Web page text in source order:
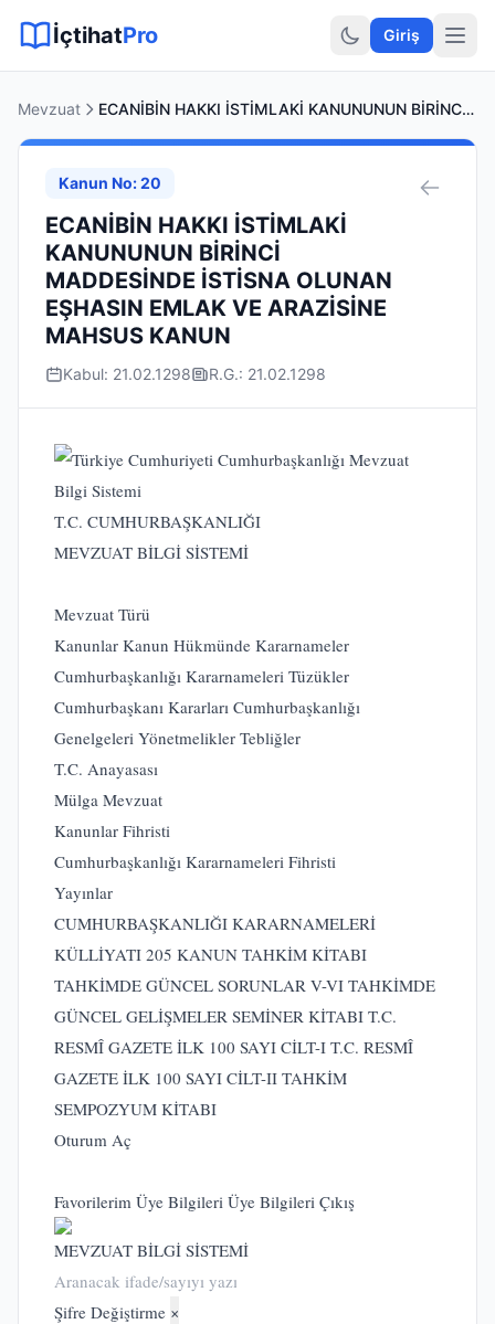
Hukuki Araçlar
İçtihatPro Giriş
Mevzuat ECANİBİN HAKKI İSTİMLAKİ KANUNUNUN BİRİNCİ MADDESİNDE İSTİSNA OLUNAN EŞHASIN EMLAK VE ARAZİSİNE MAHSUS KANUN
Kanun No: 20
ECANİBİN HAKKI İSTİMLAKİ
KANUNUNUN BİRİNCİ
MADDESİNDE İSTİSNA OLUNAN
EŞHASIN EMLAK VE ARAZİSİNE
MAHSUS KANUN
Kabul: 21.02.1298 R.G.: 21.02.1298
T.C. CUMHURBAŞKANLIĞI
MEVZUAT BİLGİ SİSTEMİ
Mevzuat Türü
Kanunlar Kanun Hükmünde Kararnameler
Cumhurbaşkanlığı Kararnameleri Tüzükler
Cumhurbaşkanı Kararları Cumhurbaşkanlığı
Genelgeleri Yönetmelikler Tebliğler
T.C. Anayasası
Mülga Mevzuat
Kanunlar Fihristi
Cumhurbaşkanlığı Kararnameleri Fihristi
Yayınlar
CUMHURBAŞKANLIĞI KARARNAMELERİ
KÜLLİYATI 205 KANUN TAHKİM KİTABI
TAHKİMDE GÜNCEL SORUNLAR V-VI TAHKİMDE
GÜNCEL GELİŞMELER SEMİNER KİTABI T.C.
RESMÎ GAZETE İLK 100 SAYI CİLT-I T.C. RESMÎ
GAZETE İLK 100 SAYI CİLT-II TAHKİM
SEMPOZYUM KİTABI
Oturum Aç
Favorilerim Üye Bilgileri Üye Bilgileri Çıkış
MEVZUAT BİLGİ SİSTEMİ
Şifre Değiştirme ×